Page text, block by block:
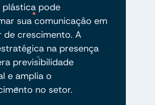
plástica pode
sua comunicação em
de crescimento. A
na presença
previsibilidade
e amplia o
no setor.